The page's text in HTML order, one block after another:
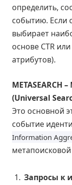
определить,
событию. Если
выбирает
основе CTR
атрибутов).
(Universal
Это основной
событие
Information
Запросы к